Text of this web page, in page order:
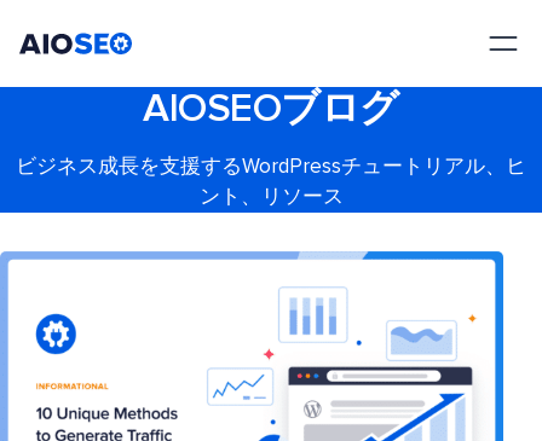
AIOSEOブログ
ビジネス成長を支援するWordPressチュートリアル、ヒ
ント、リソース